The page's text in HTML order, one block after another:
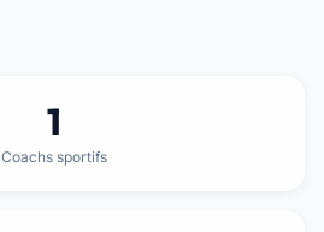
1
Coachs sportifs